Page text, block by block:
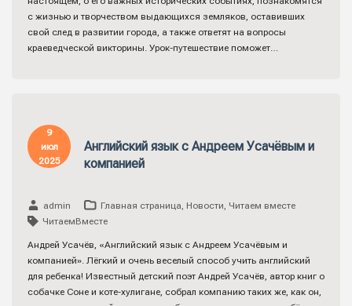
с жизнью и творчеством выдающихся земляков, оставивших
свой след в развитии города, а также ответят на вопросы
краеведческой викторины. Урок-путешествие поможет…
9
июл
2025
Английский язык с Андреем Усачёвым и
компанией
admin Главная страница, Новости, Читаем вместе
ЧитаемВместе
Андрей Усачёв, «Английский язык с Андреем Усачёвым и
компанией». Лёгкий и очень веселый способ учить английский
для ребенка! Известный детский поэт Андрей Усачёв, автор книг о
собачке Соне и коте-хулигане, собрал компанию таких же, как он,